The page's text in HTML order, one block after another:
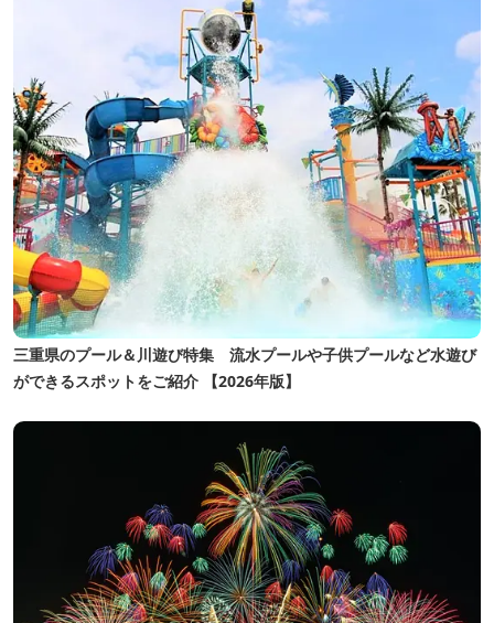
三重県のプール＆川遊び特集 流水プールや子供プールなど水遊び
ができるスポットをご紹介 【2026年版】